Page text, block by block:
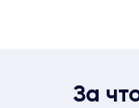
За